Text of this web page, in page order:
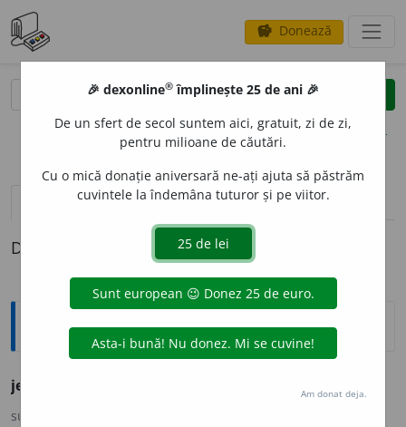
savings Donează
clear
opțiuni
definiții (1)
Definiția cu ID-ul 1160246:
Ortografice DOOM
jefuesc
sursa:
🎉 dexonline® împlinește 25 de ani 🎉
De un sfert de secol suntem aici, gratuit, zi de zi,
pentru milioane de căutări.
Cu o mică donație aniversară ne-ați ajuta să păstrăm
cuvintele la îndemâna tuturor și pe viitor.
Am donat deja.